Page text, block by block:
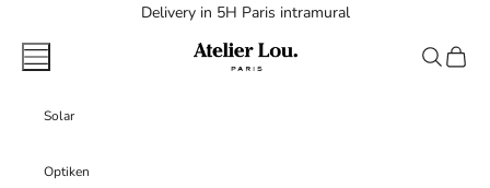
Delivery in 5H Paris intramural
atelierlouparis
Menü Suchen
Solar
Optiken